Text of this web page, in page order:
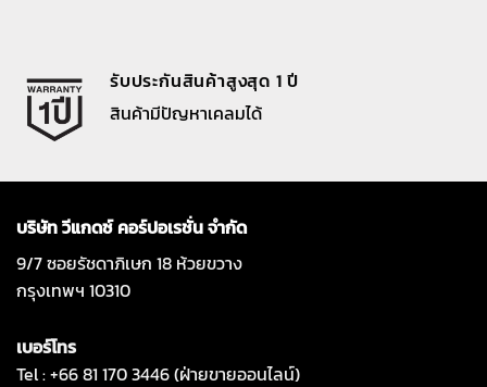
รับประกันสินค้าสูงสุด 1 ปี
สินค้ามีปัญหาเคลมได้
บริษัท วีแกดซ์ คอร์ปอเรชั่น จำกัด
9/7 ซอยรัชดาภิเษก 18 ห้วยขวาง
กรุงเทพฯ 10310
เบอร์โทร
Tel : +66 81 170 3446 (ฝ่ายขายออนไลน์)